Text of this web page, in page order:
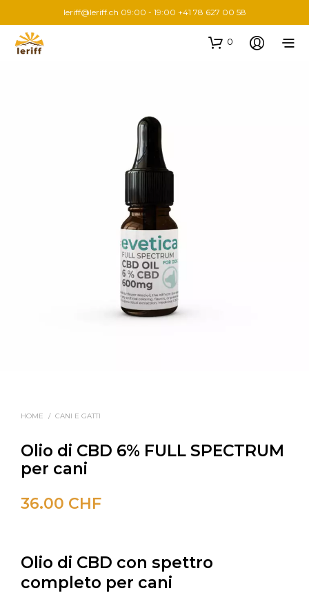
leriff@leriff.ch 09:00 - 19:00 +41 78 627 00 58
0
HOME / CANI E GATTI
Olio di CBD 6% FULL SPECTRUM
per cani
36.00 CHF
Olio di CBD con spettro
completo per cani